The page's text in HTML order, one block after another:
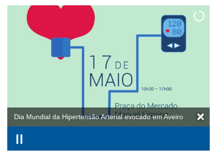
Dia Mundial da Hipertensão Arterial evocado em Aveiro